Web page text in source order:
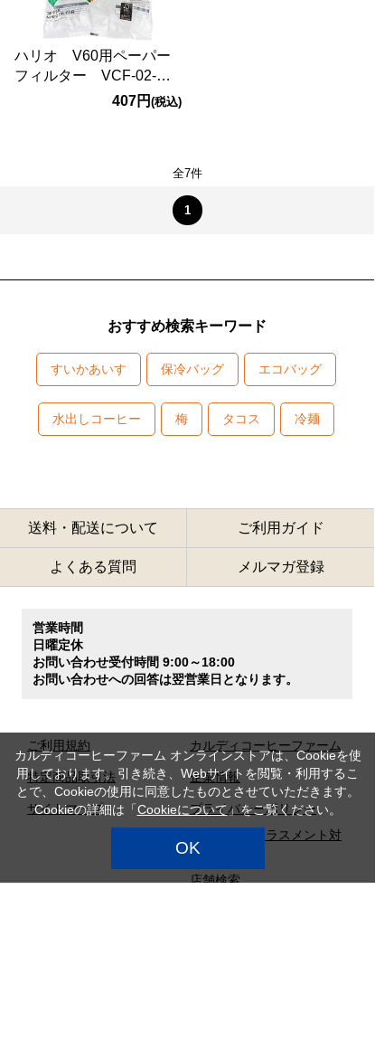
ハリオ V60用ペーパー
フィルター VCF-02-
407円(税込)
全7件
1
おすすめ検索キーワード
すいかあいす 保冷バッグ エコバッグ
水出しコーヒー 梅 タコス 冷麺
送料・配送について ご利用ガイド
よくある質問 メルマガ登録
営業時間
日曜定休
お問い合わせ受付時間 9:00～18:00
お問い合わせへの回答は翌営業日となります。
ご利用規約
特定商品取引法
サイトマップ
カルディコーヒーファーム
企業情報
プライバシーポリシー
カスタマーハラスメント対
応方針
店舗検索
カルディコーヒーファーム オンラインストアは、Cookieを使
用しております。引き続き、Webサイトを閲覧・利用するこ
とで、Cookieの使用に同意したものとさせていただきます。
Cookieの詳細は「 Cookieについて」をご覧ください。
OK